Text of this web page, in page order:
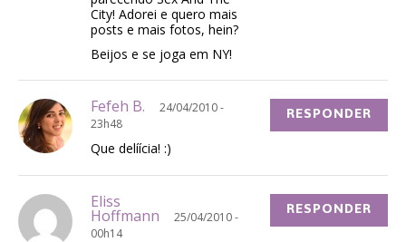
City! Adorei e quero mais
posts e mais fotos, hein?
Beijos e se joga em NY!
Fefeh B.
24/04/2010 -
23h48
Que delíícia! :)
RESPONDER
Eliss
Hoffmann
25/04/2010 -
00h14
RESPONDER